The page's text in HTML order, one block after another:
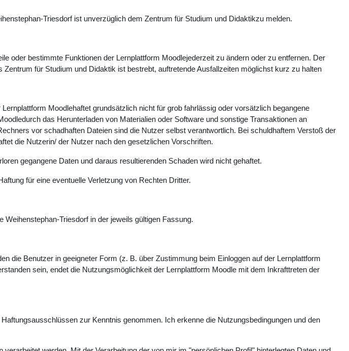
Triesdorf ist unverzüglich dem Zentrum für Studium und Didaktikzu melden.
oder bestimmte Funktionen der Lernplattform Moodlejederzeit zu ändern oder zu entfernen. Der
für Studium und Didaktik ist bestrebt, auftretende Ausfallzeiten möglichst kurz zu halten
Moodlehaftet grundsätzlich nicht für grob fahrlässig oder vorsätzlich begangene
das Herunterladen von Materialien oder Software und sonstige Transaktionen an
vor schadhaften Dateien sind die Nutzer selbst verantwortlich. Bei schuldhaftem Verstoß der
die Nutzerin/ der Nutzer nach den gesetzlichen Vorschriften.
gegangene Daten und daraus resultierenden Schaden wird nicht gehaftet.
für eine eventuelle Verletzung von Rechten Dritter.
Triesdorf in der jeweils gültigen Fassung.
die Benutzer in geeigneter Form (z. B. über Zustimmung beim Einloggen auf der Lernplattform
sein, endet die Nutzungsmöglichkeit der Lernplattform Moodle mit dem Inkrafttreten der
zur Kenntnis genommen. Ich erkenne die Nutzungsbedingungen und den